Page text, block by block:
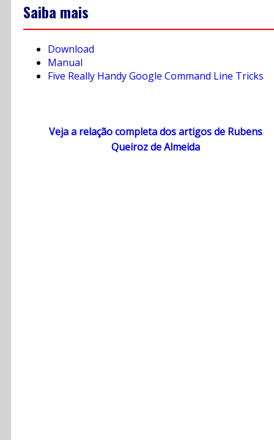
Saiba mais
Download
Manual
Five Really Handy Google Command Line Tricks
Veja a relação completa dos artigos de Rubens
Queiroz de Almeida